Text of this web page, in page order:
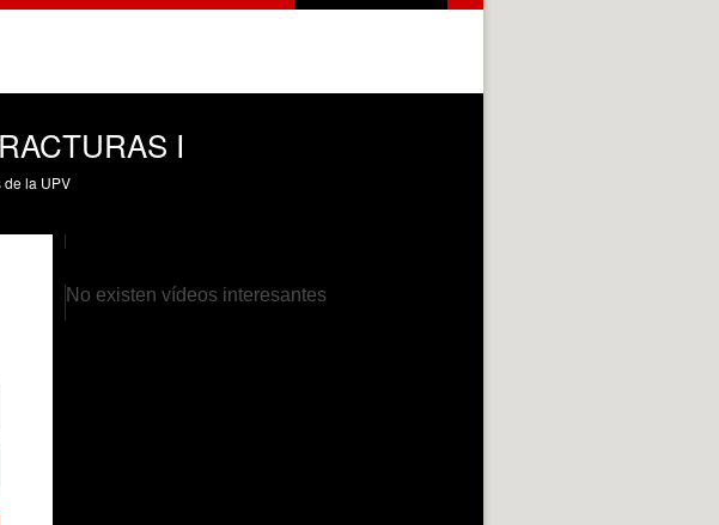
I
de la UPV
No existen vídeos interesantes